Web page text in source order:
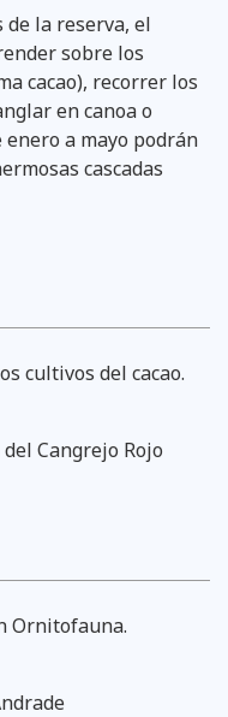
de la reserva, el
sobre los
cacao), recorrer los
en canoa o
enero a mayo podrán
cascadas
cultivos del cacao.
Cangrejo Rojo
Ornitofauna.